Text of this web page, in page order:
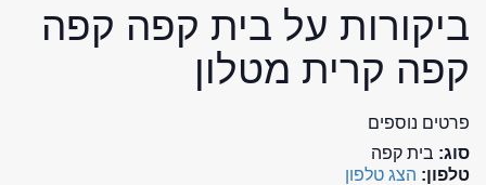
ביקורות על בית קפה קפה
קפה קרית מטלון
פרטים נוספים
סוג: בית קפה
טלפון: הצג טלפון